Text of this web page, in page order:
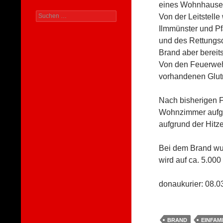
eines
Von der Leitstelle
Ilmmünster und
und des
Brand aber
Von den
vorhandenen
Nach bisherigen
Wohnzimmer
aufgrund der
Bei dem Brand
wird auf ca.
donaukurier:
BRAND
Suchen
nach: